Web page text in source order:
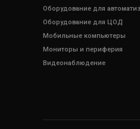
Оборудование для
Оборудование для ЦОД
Мобильные компьютеры
Мониторы и периферия
Видеонаблюдение